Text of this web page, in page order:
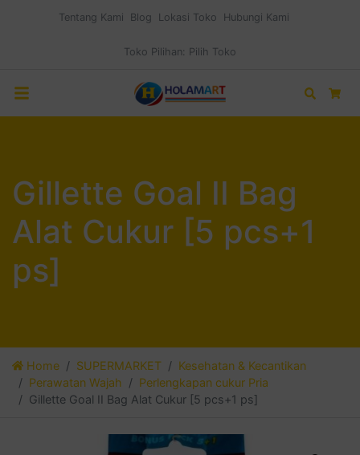
Tentang Kami Blog Lokasi Toko Hubungi Kami
Toko Pilihan: Pilih Toko
Search
Gillette Goal II Bag
Alat Cukur [5 pcs+1
ps]
Home SUPERMARKET
Kesehatan & Kecantikan
Perawatan Wajah
Perlengkapan cukur Pria
Gillette Goal II Bag Alat Cukur [5 pcs+1 ps]